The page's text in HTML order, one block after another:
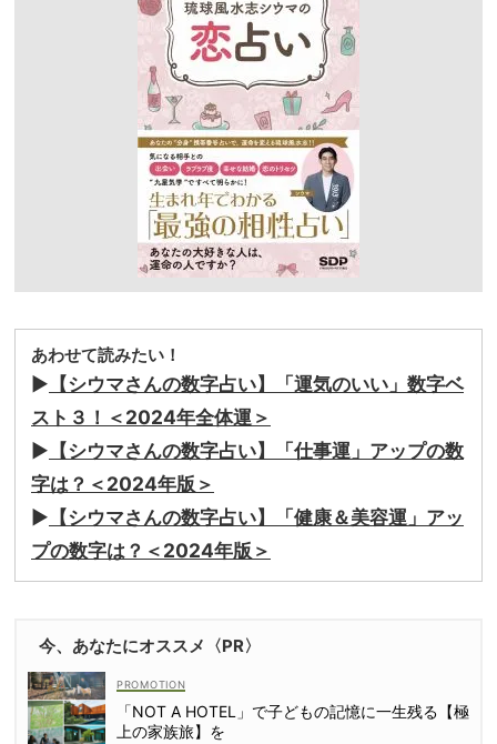
あわせて読みたい！
▶ 【シウマさんの数字占い】「運気のいい」数字ベ
スト３！＜2024年全体運＞
▶ 【シウマさんの数字占い】「仕事運」アップの数
字は？＜2024年版＞
▶ 【シウマさんの数字占い】「健康＆美容運」アッ
プの数字は？＜2024年版＞
今、あなたにオススメ〈PR〉
「NOT A HOTEL」で子どもの記憶に一生残る【極
上の家族旅】を